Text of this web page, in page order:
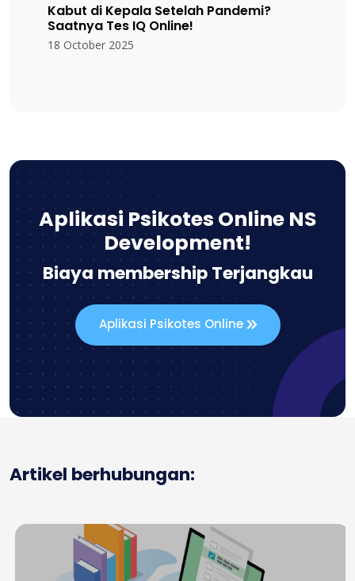
Kabut di Kepala Setelah Pandemi?
Saatnya Tes IQ Online!
18 October 2025
Aplikasi Psikotes Online NS
Development!
Biaya membership Terjangkau
Aplikasi Psikotes Online
Artikel berhubungan: